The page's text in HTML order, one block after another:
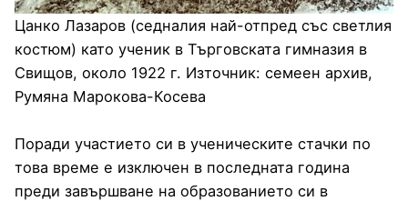
Цанко Лазаров (седналия най-отпред със светлия
костюм) като ученик в Търговската гимназия в
Свищов, около 1922 г. Източник: семеен архив,
Румяна Марокова-Косева
Поради участието си в ученическите стачки по
това време е изключен в последната година
преди завършване на образованието си в